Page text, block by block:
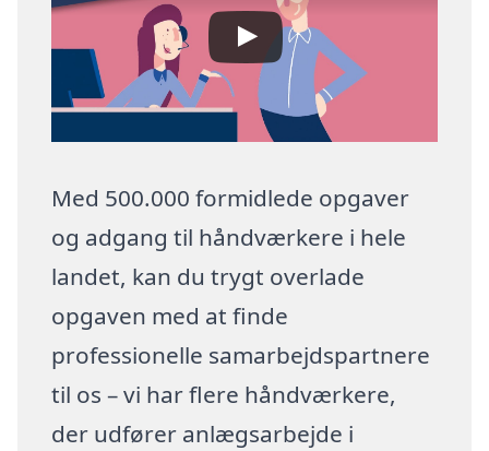
Med 500.000 formidlede opgaver
og adgang til håndværkere i hele
landet, kan du trygt overlade
opgaven med at finde
professionelle samarbejdspartnere
til os – vi har flere håndværkere,
der udfører anlægsarbejde i